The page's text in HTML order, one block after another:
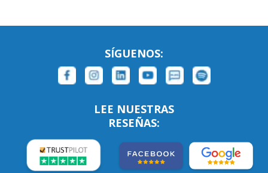
SÍGUENOS:
LEE NUESTRAS
RESEÑAS: